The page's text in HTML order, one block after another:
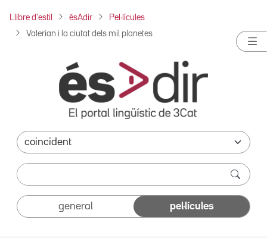
Llibre d'estil ésAdir Pel·lícules
Valerian i la ciutat dels mil planetes
general pel·lícules